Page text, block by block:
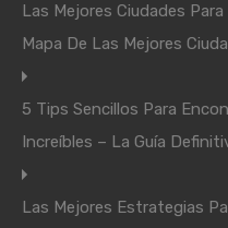
Las Mejores Ciudades
Mapa De Las Mejores
5 Tips Sencillos Para
Increíbles – La Guía
Las Mejores Estrategias